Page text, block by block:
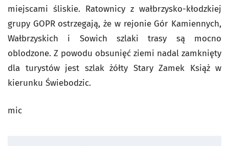
miejscami śliskie. Ratownicy z wałbrzysko-kłodzkiej
grupy GOPR ostrzegają, że w rejonie Gór Kamiennych,
Wałbrzyskich i Sowich szlaki trasy są mocno
oblodzone. Z powodu obsunięć ziemi nadal zamknięty
dla turystów jest szlak żółty Stary Zamek Książ w
kierunku Świebodzic.
mic